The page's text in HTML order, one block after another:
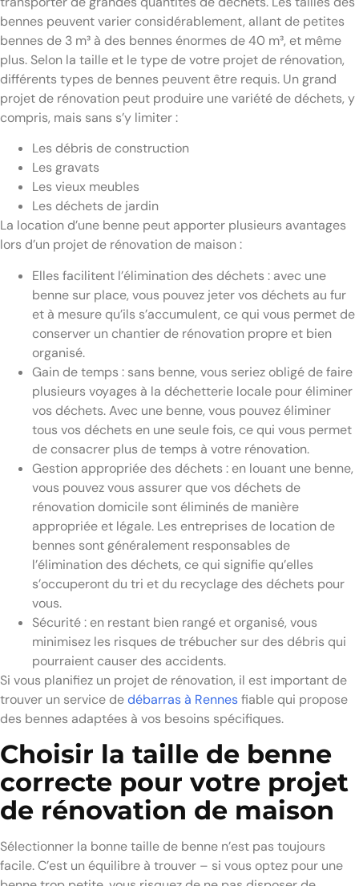
bennes peuvent varier considérablement, allant de petites
bennes de 3 m³ à des bennes énormes de 40 m³, et même
plus. Selon la taille et le type de votre projet de rénovation,
différents types de bennes peuvent être requis. Un grand
projet de rénovation peut produire une variété de déchets, y
compris, mais sans s’y limiter :
Les débris de construction
Les gravats
Les vieux meubles
Les déchets de jardin
La location d’une benne peut apporter plusieurs avantages
lors d’un projet de rénovation de maison :
Elles facilitent l’élimination des déchets : avec une
benne sur place, vous pouvez jeter vos déchets au fur
et à mesure qu’ils s’accumulent, ce qui vous permet de
conserver un chantier de rénovation propre et bien
organisé.
Gain de temps : sans benne, vous seriez obligé de faire
plusieurs voyages à la déchetterie locale pour éliminer
vos déchets. Avec une benne, vous pouvez éliminer
tous vos déchets en une seule fois, ce qui vous permet
de consacrer plus de temps à votre rénovation.
Gestion appropriée des déchets : en louant une benne,
vous pouvez vous assurer que vos déchets de
rénovation domicile sont éliminés de manière
appropriée et légale. Les entreprises de location de
bennes sont généralement responsables de
l’élimination des déchets, ce qui signifie qu’elles
s’occuperont du tri et du recyclage des déchets pour
vous.
Sécurité : en restant bien rangé et organisé, vous
minimisez les risques de trébucher sur des débris qui
pourraient causer des accidents.
Si vous planifiez un projet de rénovation, il est important de
trouver un service dedébarras à Rennesfiable qui propose
des bennes adaptées à vos besoins spécifiques.
Choisir la taille de benne
correcte pour votre projet
de rénovation de maison
Sélectionner la bonne taille de benne n’est pas toujours
facile. C’est un équilibre à trouver – si vous optez pour une